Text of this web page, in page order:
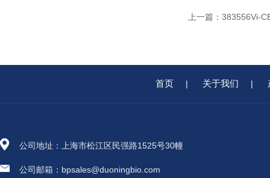
上一篇： 383556Vi-
首页 | 关于我们 |
公司地址：上海市松江区民强路1525号30幢
公司邮箱：bpsales@duoningbio.com